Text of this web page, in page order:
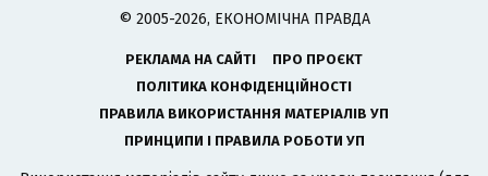
© 2005-2026, ЕКОНОМІЧНА ПРАВДА
РЕКЛАМА НА САЙТІ
ПРО ПРОЄКТ
ПОЛІТИКА КОНФІДЕНЦІЙНОСТІ
ПРАВИЛА ВИКОРИСТАННЯ МАТЕРІАЛІВ УП
ПРИНЦИПИ І ПРАВИЛА РОБОТИ УП